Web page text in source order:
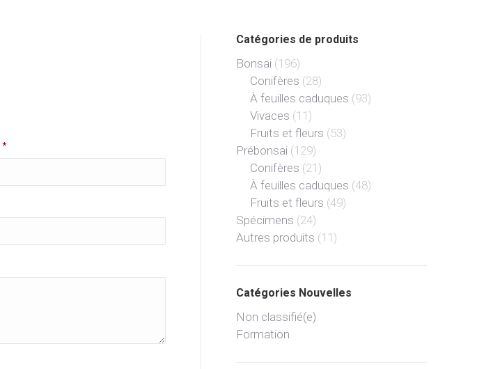
*
Catégories de produits
Bonsai (196)
Conifères (28)
À feuilles caduques (93)
Vivaces (11)
Fruits et fleurs (53)
Prébonsai (129)
Conifères (21)
À feuilles caduques (48)
Fruits et fleurs (49)
Spécimens (24)
Autres produits (11)
Catégories Nouvelles
Non classifié(e)
Formation